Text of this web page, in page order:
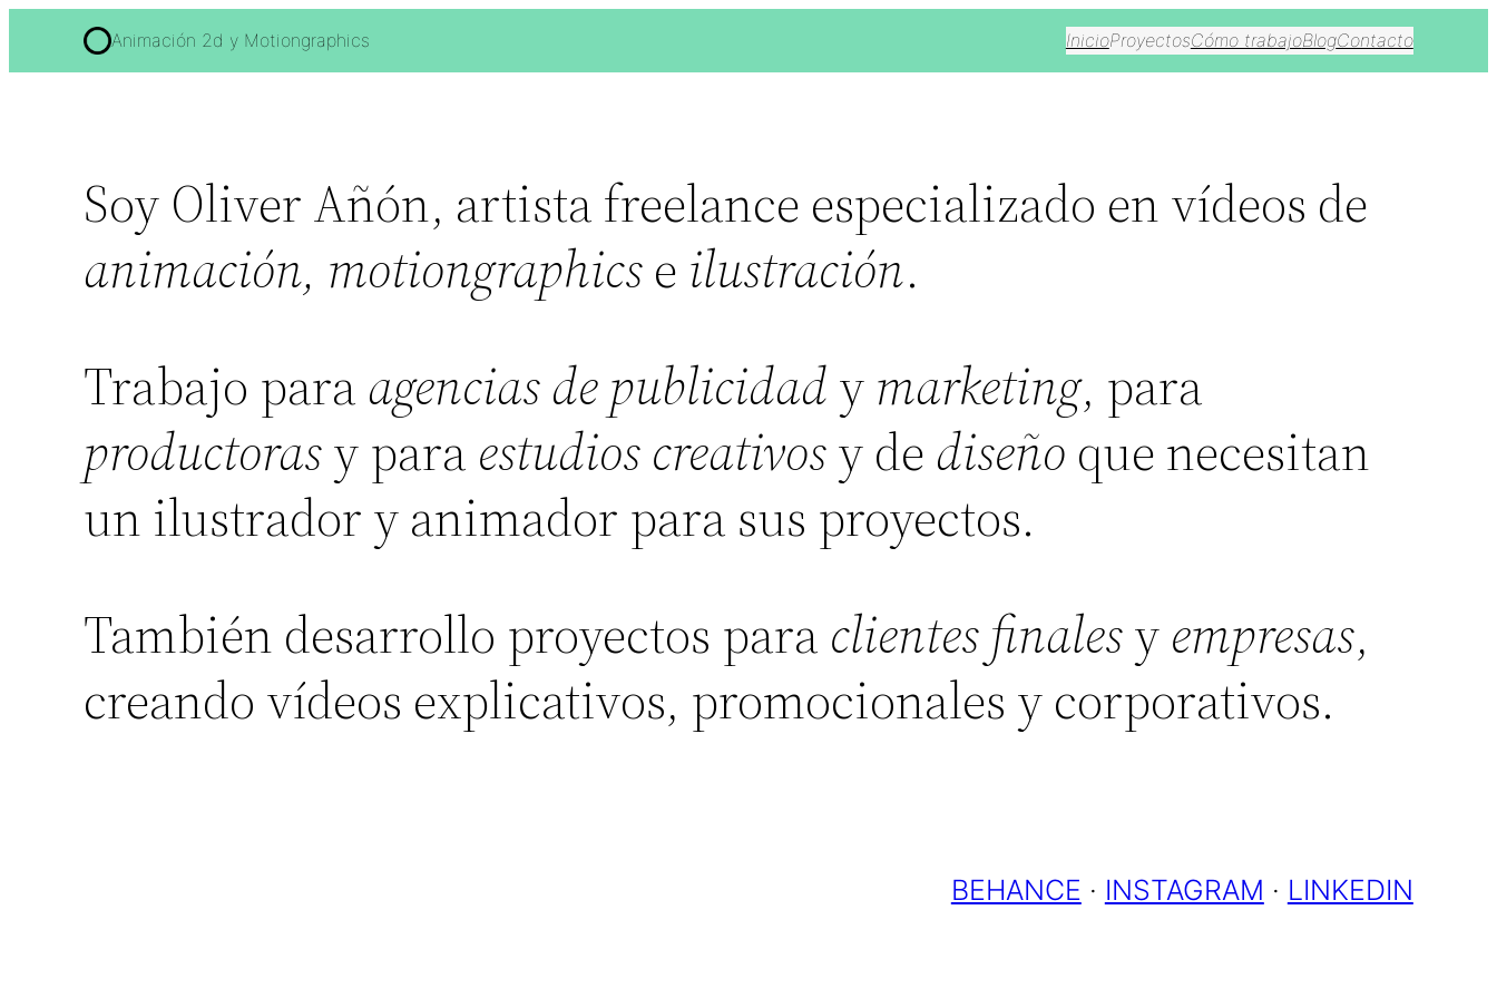
Animación 2d y Motiongraphics InicioProyectosCómo trabajoBlogContacto
Soy Oliver Añón, artista freelance especializado en vídeos de
animación, motiongraphicse ilustración.
Trabajo para agencias de publicidadymarketing, para
productorasy para estudios creativosy de diseño que necesitan
un ilustrador y animador para sus proyectos.
También desarrollo proyectos para clientes finalesyempresas,
creando vídeos explicativos, promocionales y corporativos.
BEHANCE · INSTAGRAM · LINKEDIN